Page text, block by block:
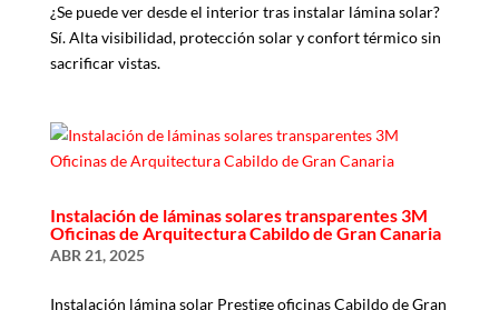
¿Se puede ver desde el interior tras instalar lámina solar?
Sí. Alta visibilidad, protección solar y confort térmico sin
sacrificar vistas.
Instalación de láminas solares transparentes 3M
Oficinas de Arquitectura Cabildo de Gran Canaria
ABR 21, 2025
Instalación lámina solar Prestige oficinas Cabildo de Gran